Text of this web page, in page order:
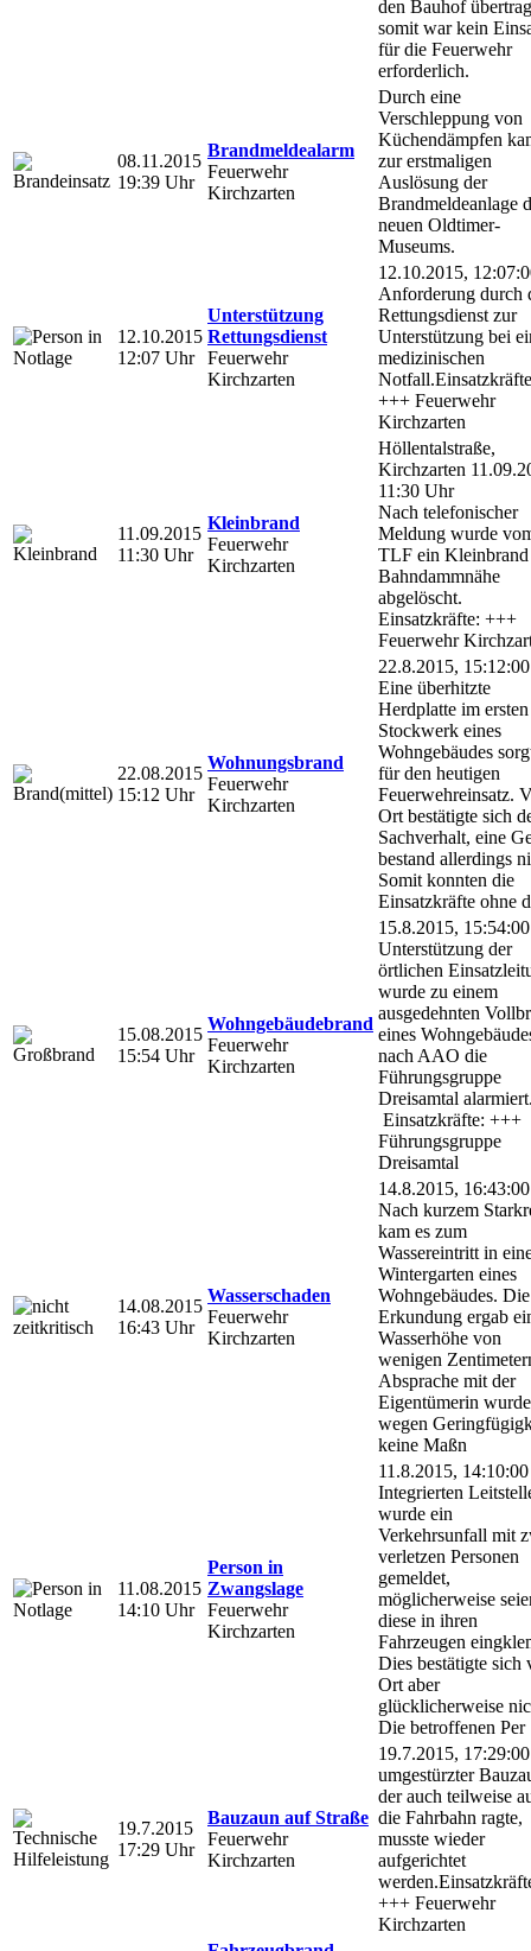
den Bauhof
somit war kein
für die Feuerwehr
erforderlich.
08.11.2015
19:39 Uhr
Brandmeldealarm
Feuerwehr
Kirchzarten
Durch eine
Verschleppung von
Küchendämpfen
zur erstmaligen
Auslösung der
Brandmeldeanlage
neuen Oldtimer-
Museums.
12.10.2015
12:07 Uhr
Unterstützung
Rettungsdienst
Feuerwehr
Kirchzarten
12.10.2015,
Anforderung durch
Rettungsdienst zur
Unterstützung bei
medizinischen
+++ Feuerwehr
Kirchzarten
11.09.2015
11:30 Uhr
Kleinbrand
Feuerwehr
Kirchzarten
Höllentalstraße,
Kirchzarten
11:30 Uhr
Nach telefonischer
Meldung wurde
TLF ein
Bahndammnähe
abgelöscht.
Einsatzkräfte: +++
Feuerwehr
22.08.2015
15:12 Uhr
Wohnungsbrand
Feuerwehr
Kirchzarten
22.8.2015, 15:12:00
Eine überhitzte
Herdplatte im ersten
Stockwerk eines
Wohngebäudes
für den heutigen
Feuerwehreinsatz.
Ort bestätigte sich
Sachverhalt, eine
bestand allerdings
Somit konnten die
Einsatzkräfte ohne d
15.08.2015
15:54 Uhr
Wohngebäudebrand
Feuerwehr
Kirchzarten
15.8.2015,
Unterstützung der
örtlichen
wurde zu einem
ausgedehnten
eines
nach AAO die
Führungsgruppe
Dreisamtal
Einsatzkräfte: +++
Führungsgruppe
Dreisamtal
14.08.2015
16:43 Uhr
Wasserschaden
Feuerwehr
Kirchzarten
14.8.2015, 16:43:00
Nach kurzem
kam es zum
Wassereintritt in
Wintergarten eines
Wohngebäudes. Die
Erkundung ergab
Wasserhöhe von
wenigen
Absprache mit der
Eigentümerin
wegen
keine Maßn
11.08.2015
14:10 Uhr
Person in
Zwangslage
Feuerwehr
Kirchzarten
11.8.2015,
Integrierten
wurde ein
Verkehrsunfall mit
verletzen Personen
gemeldet,
möglicherweise
diese in ihren
Fahrzeugen
Dies bestätigte sich
Ort aber
glücklicherweise
Die betroffenen Per
19.7.2015
17:29 Uhr
Bauzaun auf Straße
Feuerwehr
Kirchzarten
19.7.2015,
umgestürzter
der auch teilweise
die Fahrbahn ragte,
musste wieder
aufgerichtet
+++ Feuerwehr
Kirchzarten